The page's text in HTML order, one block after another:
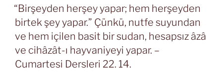
TARIHI
“Birşeyden herşey yapar; hem herşeyden
birtek şey yapar.” Çünkü, nutfe suyundan
ve hem içilen basit bir sudan, hesapsız âzâ
ve cihâzât-ı hayvaniyeyi yapar. –
Cumartesi Dersleri 22. 14.